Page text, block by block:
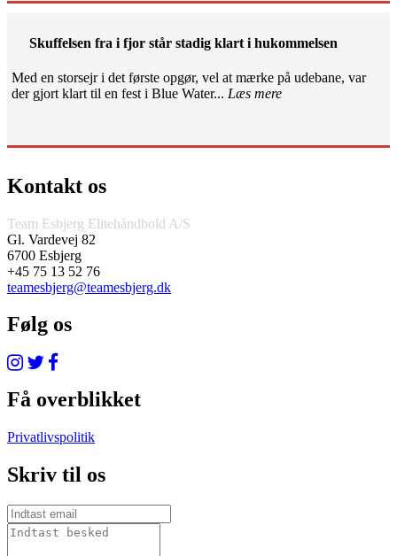
Skuffelsen fra i fjor står stadig klart i hukommelsen
Med en storsejr i det første opgør, vel at mærke på udebane, var
der gjort klart til en fest i Blue Water... Læs mere
Kontakt os
Team Esbjerg Elitehåndbold A/S
Gl. Vardevej 82
6700 Esbjerg
+45 75 13 52 76
teamesbjerg@teamesbjerg.dk
Følg os
Få overblikket
Privatlivspolitik
Skriv til os